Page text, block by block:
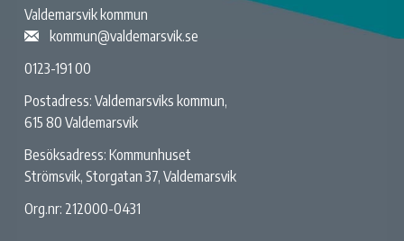
Valdemarsvik kommun
kommun@valdemarsvik.se
0123-191 00
Postadress: Valdemarsviks kommun,
615 80 Valdemarsvik
Besöksadress: Kommunhuset
Strömsvik, Storgatan 37, Valdemarsvik
Org.nr: 212000-0431